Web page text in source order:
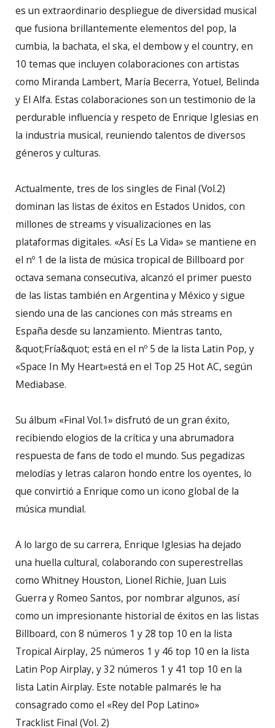
es un extraordinario despliegue de diversidad musical
que fusiona brillantemente elementos del pop, la
cumbia, la bachata, el ska, el dembow y el country, en
10 temas que incluyen colaboraciones con artistas
como Miranda Lambert, María Becerra, Yotuel, Belinda
y El Alfa. Estas colaboraciones son un testimonio de la
perdurable influencia y respeto de Enrique Iglesias en
la industria musical, reuniendo talentos de diversos
géneros y culturas.
Actualmente, tres de los singles de Final (Vol.2)
dominan las listas de éxitos en Estados Unidos, con
millones de streams y visualizaciones en las
plataformas digitales. «Así Es La Vida» se mantiene en
el nº 1 de la lista de música tropical de Billboard por
octava semana consecutiva, alcanzó el primer puesto
de las listas también en Argentina y México y sigue
siendo una de las canciones con más streams en
España desde su lanzamiento. Mientras tanto,
&quot;Fría&quot; está en el nº 5 de la lista Latin Pop, y
«Space In My Heart»está en el Top 25 Hot AC, según
Mediabase.
Su álbum «Final Vol.1» disfrutó de un gran éxito,
recibiendo elogios de la crítica y una abrumadora
respuesta de fans de todo el mundo. Sus pegadizas
melodías y letras calaron hondo entre los oyentes, lo
que convirtió a Enrique como un icono global de la
música mundial.
A lo largo de su carrera, Enrique Iglesias ha dejado
una huella cultural, colaborando con superestrellas
como Whitney Houston, Lionel Richie, Juan Luis
Guerra y Romeo Santos, por nombrar algunos, así
como un impresionante historial de éxitos en las listas
Billboard, con 8 números 1 y 28 top 10 en la lista
Tropical Airplay, 25 números 1 y 46 top 10 en la lista
Latin Pop Airplay, y 32 números 1 y 41 top 10 en la
lista Latin Airplay. Este notable palmarés le ha
consagrado como el «Rey del Pop Latino»
Tracklist Final (Vol. 2)